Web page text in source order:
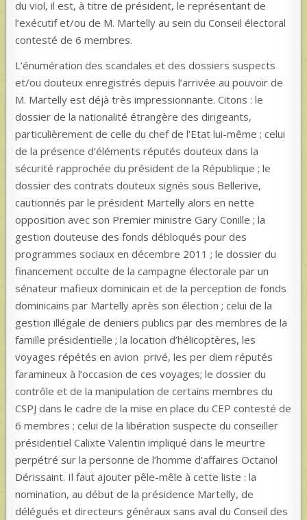
du viol, il est, à titre de président, le représentant de
l’exécutif et/ou de M. Martelly au sein du Conseil électoral
contesté de 6 membres.
L’énumération des scandales et des dossiers suspects
et/ou douteux enregistrés depuis l’arrivée au pouvoir de
M. Martelly est déjà très impressionnante. Citons : le
dossier de la nationalité étrangère des dirigeants,
particulièrement de celle du chef de l’Etat lui-même ; celui
de la présence d’éléments réputés douteux dans la
sécurité rapprochée du président de la République ; le
dossier des contrats douteux signés sous Bellerive,
cautionnés par le président Martelly alors en nette
opposition avec son Premier ministre Gary Conille ; la
gestion douteuse des fonds débloqués pour des
programmes sociaux en décembre 2011 ; le dossier du
financement occulte de la campagne électorale par un
sénateur mafieux dominicain et de la perception de fonds
dominicains par Martelly après son élection ; celui de la
gestion illégale de deniers publics par des membres de la
famille présidentielle ; la location d’hélicoptères, les
voyages répétés en avion privé, les per diem réputés
faramineux à l’occasion de ces voyages; le dossier du
contrôle et de la manipulation de certains membres du
CSPJ dans le cadre de la mise en place du CEP contesté de
6 membres ; celui de la libération suspecte du conseiller
présidentiel Calixte Valentin impliqué dans le meurtre
perpétré sur la personne de l’homme d’affaires Octanol
Dérissaint. Il faut ajouter pêle-mêle à cette liste : la
nomination, au début de la présidence Martelly, de
délégués et directeurs généraux sans aval du Conseil des